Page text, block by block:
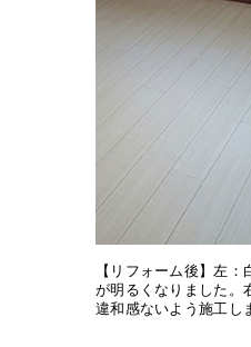
【リフォーム後】左
が明るくなりました。
違和感ないよう施工し